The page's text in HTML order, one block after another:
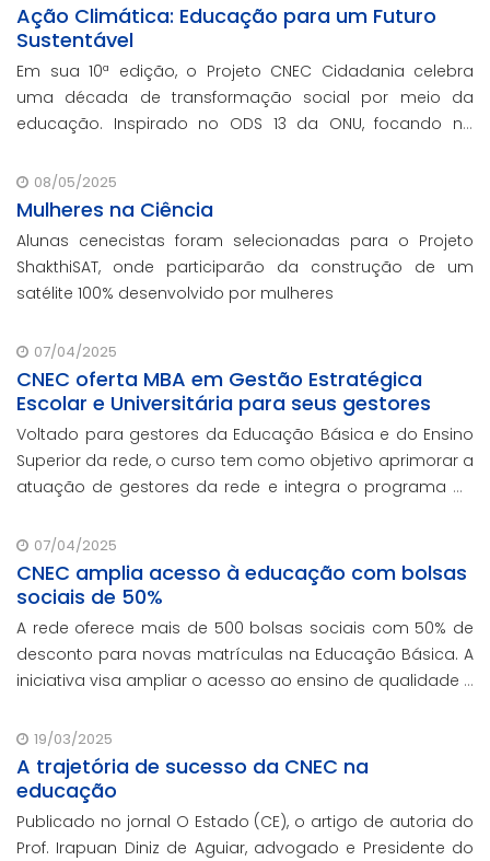
Ação Climática: Educação para um Futuro
Sustentável
Em sua 10ª edição, o Projeto CNEC Cidadania celebra
uma década de transformação social por meio da
educação. Inspirado no ODS 13 da ONU, focando no
promoção da sustentabilidade.
08/05/2025
Mulheres na Ciência
Alunas cenecistas foram selecionadas para o Projeto
ShakthiSAT, onde participarão da construção de um
satélite 100% desenvolvido por mulheres
07/04/2025
CNEC oferta MBA em Gestão Estratégica
Escolar e Universitária para seus gestores
Voltado para gestores da Educação Básica e do Ensino
Superior da rede, o curso tem como objetivo aprimorar a
atuação de gestores da rede e integra o programa de
contando com o oferecimento gratuito da Re
07/04/2025
CNEC amplia acesso à educação com bolsas
sociais de 50%
A rede oferece mais de 500 bolsas sociais com 50% de
desconto para novas matrículas na Educação Básica. A
iniciativa visa ampliar o acesso ao ensino de qualidade e
19/03/2025
A trajetória de sucesso da CNEC na
educação
Publicado no jornal O Estado (CE), o artigo de autoria do
Prof. Irapuan Diniz de Aguiar, advogado e Presidente do